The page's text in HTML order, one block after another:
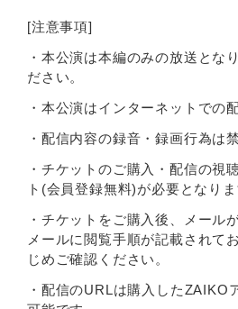
[注意事項]
・本公演は本編のみの放送とな
ださい。
・本公演はインターネットでの
・配信内容の録音・録画行為は
・チケットのご購入・配信の視
ト(会員登録無料)が必要となりま
・チケットをご購入後、メール
メールに閲覧手順が記載されて
じめご確認ください。
・配信のURLは購入したZAIKO